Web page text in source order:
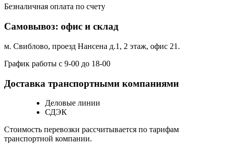
Безналичная оплата по счету
Самовывоз: офис и склад
м. Свиблово, проезд Нансена д.1, 2 этаж, офис 21.
График работы с 9-00 до 18-00
Доставка транспортными компаниями
Деловые линии
СДЭК
Стоимость перевозки рассчитывается по тарифам
транспортной компании.